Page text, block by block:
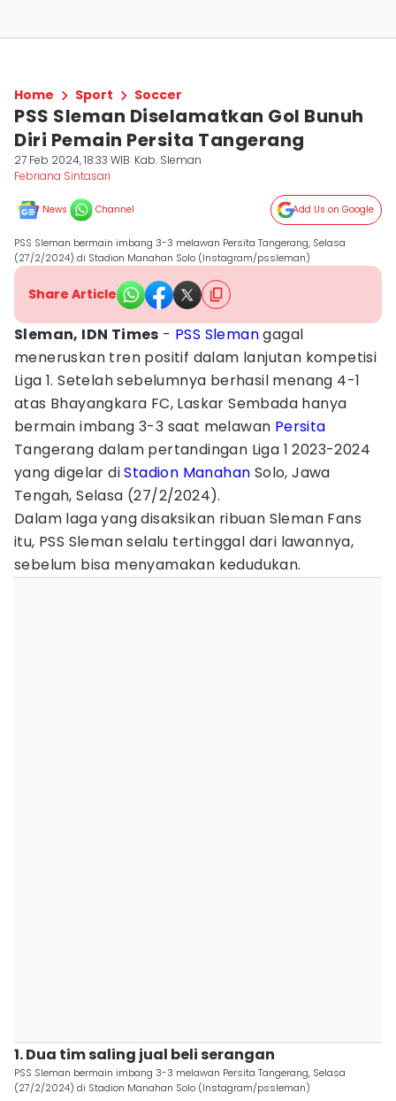
Home Sport Soccer
PSS Sleman Diselamatkan Gol Bunuh
Diri Pemain Persita Tangerang
27 Feb 2024, 18:33 WIB Kab. Sleman
Febriana Sintasari
News Channel Add Us on Google
PSS Sleman bermain imbang 3-3 melawan Persita Tangerang, Selasa
(27/2/2024) di Stadion Manahan Solo (Instagram/pssleman)
Share Article
Sleman, IDN Times - PSS Slemangagal
meneruskan tren positif dalam lanjutan kompetisi
Liga 1. Setelah sebelumnya berhasil menang 4-1
atas Bhayangkara FC, Laskar Sembada hanya
bermain imbang 3-3 saat melawan Persita
Tangerang dalam pertandingan Liga 1 2023-2024
yang digelar diStadion Manahan Solo, Jawa
Tengah, Selasa (27/2/2024).
Dalam laga yang disaksikan ribuan Sleman Fans
itu, PSS Sleman selalu tertinggal dari lawannya,
sebelum bisa menyamakan kedudukan.
1. Dua tim saling jual beli serangan
PSS Sleman bermain imbang 3-3 melawan Persita Tangerang, Selasa
(27/2/2024) di Stadion Manahan Solo (Instagram/pssleman)